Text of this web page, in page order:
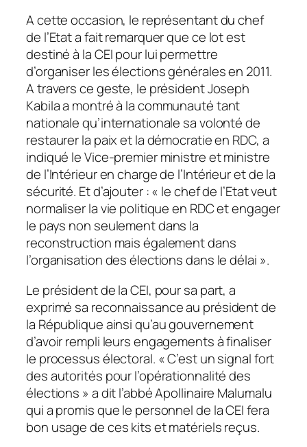
A cette occasion, le représentant du chef
de l’Etat a fait remarquer que ce lot est
destiné à la CEI pour lui permettre
d’organiser les élections générales en 2011.
A travers ce geste, le président Joseph
Kabila a montré à la communauté tant
nationale qu’internationale sa volonté de
restaurer la paix et la démocratie en RDC, a
indiqué le Vice-premier ministre et ministre
de l’Intérieur en charge de l’Intérieur et de la
sécurité. Et d’ajouter : « le chef de l’Etat veut
normaliser la vie politique en RDC et engager
le pays non seulement dans la
reconstruction mais également dans
l’organisation des élections dans le délai ».
Le président de la CEI, pour sa part, a
exprimé sa reconnaissance au président de
la République ainsi qu’au gouvernement
d’avoir rempli leurs engagements à finaliser
le processus électoral. « C’est un signal fort
des autorités pour l’opérationnalité des
élections » a dit l’abbé Apollinaire Malumalu
qui a promis que le personnel de la CEI fera
bon usage de ces kits et matériels reçus.